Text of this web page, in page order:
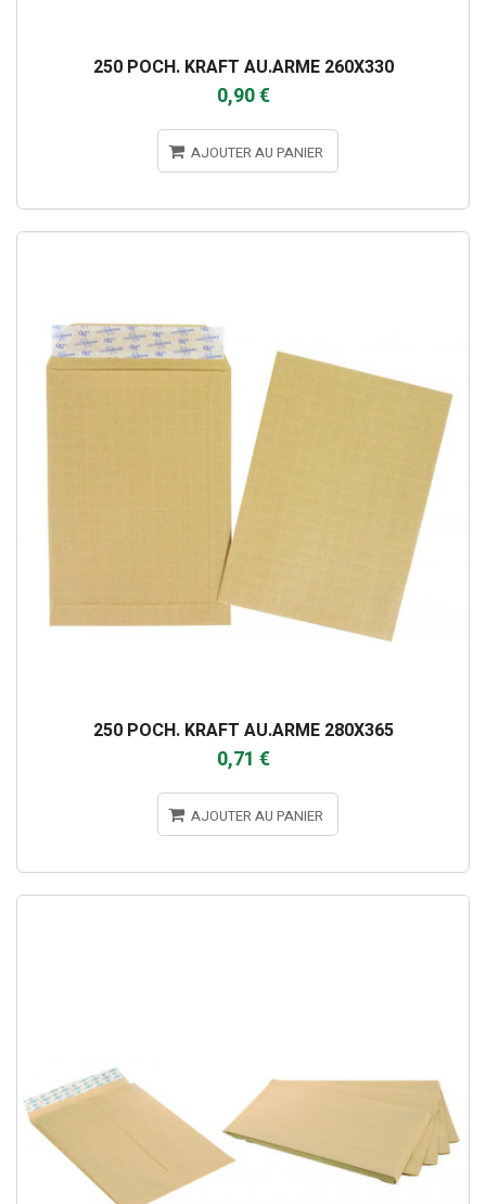
250 POCH. KRAFT AU.ARME 260X330
0,90 €
AJOUTER AU PANIER
250 POCH. KRAFT AU.ARME 280X365
0,71 €
AJOUTER AU PANIER